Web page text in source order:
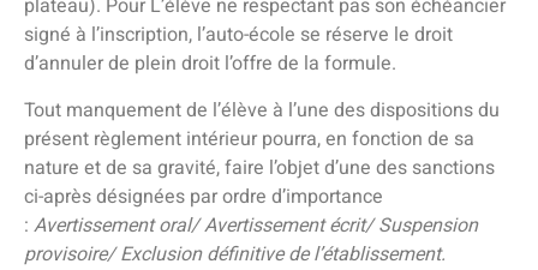
plateau). Pour L’élève ne respectant pas son échéancier
signé à l’inscription, l’auto-école se réserve le droit
d’annuler de plein droit l’offre de la formule.
Tout manquement de l’élève à l’une des dispositions du
présent règlement intérieur pourra, en fonction de sa
nature et de sa gravité, faire l’objet d’une des sanctions
ci-après désignées par ordre d’importance
: Avertissement oral/ Avertissement écrit/ Suspension
provisoire/ Exclusion définitive de l’établissement.